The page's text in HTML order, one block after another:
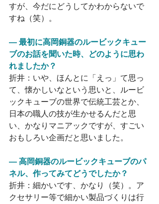
すが、今だにどうしてかわからないで
すね（笑）。
― 最初に高岡銅器のルービックキュー
ブのお話を聞いた時、どのように思わ
れましたか？
折井：いや、ほんとに「えっ」て思っ
て、懐かしいなという思いと、ルービ
ックキューブの世界で伝統工芸とか、
日本の職人の技が生かせるんだと思
い、かなりマニアックですが、すごい
おもしろい企画だと思いました。
― 高岡銅器のルービックキューブのパ
ネル、作ってみてどうでしたか？
折井：細かいです、かなり（笑）。ア
クセサリー等で細かい製品づくりは行